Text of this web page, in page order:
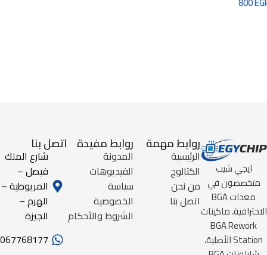
ايجي شيب
متخصصون في
معدات BGA
الاحترافية، ماكينات
BGA Rework
Station الأصلية،
روابط مهمة
الرئيسية
الكتالوج
من نحن
اتصل بنا
روابط مفيدة
المدونة
الفيديوهات
سياسة
الخصوصية
الشروط والأحكام
اتصل بنا
شارع الملك
فيصل –
المريوطية –
الهرم –
الجيزة